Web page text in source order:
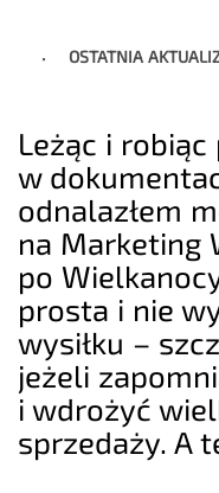
OSTATNIA
Leżąc i robiąc
w
odnalazłem
na Marketing
po
prosta i nie
wysiłku –
jeżeli
i wdrożyć
sprzedaży. A